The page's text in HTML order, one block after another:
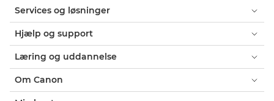
Services og løsninger
Hjælp og support
Læring og uddannelse
Om Canon